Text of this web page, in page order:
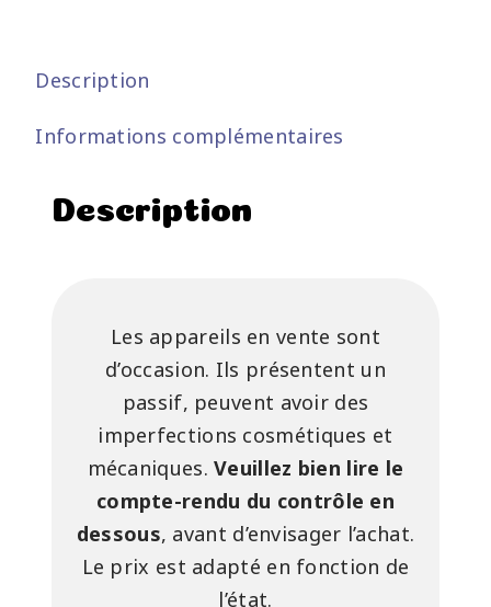
Description
Informations complémentaires
Description
Les appareils en vente sont
d’occasion. Ils présentent un
passif, peuvent avoir des
imperfections cosmétiques et
mécaniques.Veuillez bien lire le
compte-rendu du contrôle en
dessous, avant d’envisager l’achat.
Le prix est adapté en fonction de
l’état.